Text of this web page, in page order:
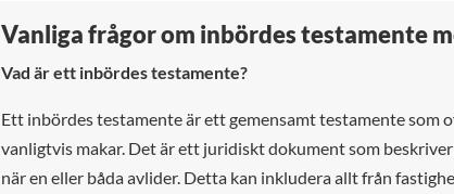
Vanliga frågor om inbördes testamente
Vad är ett inbördes testamente?
Ett inbördes testamente är ett gemensamt testamente som
vanligtvis makar. Det är ett juridiskt dokument som
när en eller båda avlider. Detta kan inkludera allt från